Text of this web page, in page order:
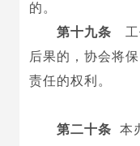
的。
第十九条 工
后果的，协会将
责任的权利。
第二十条
本